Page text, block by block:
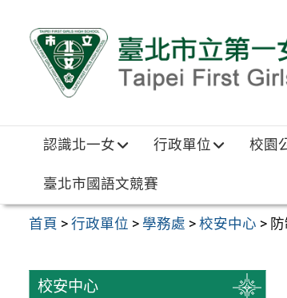
認識北一女 行政單位 校園
臺北市國語文競賽
首頁 >行政單位 > 學務處 >校安中心 >
校安中心